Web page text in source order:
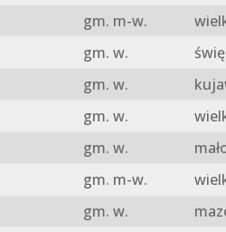
gm. m-w.
gm. w.
gm. w.
gm. w.
gm. w.
gm. m-w.
gm. w.